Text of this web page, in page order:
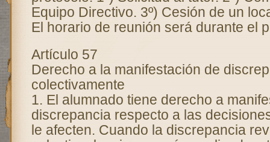
Equipo Directivo. 3º) Cesión de un
El horario de reunión será durante el
Artículo 57
Derecho a la manifestación de
colectivamente
1. El alumnado tiene derecho a
discrepancia respecto a las
le afecten. Cuando la discrepancia